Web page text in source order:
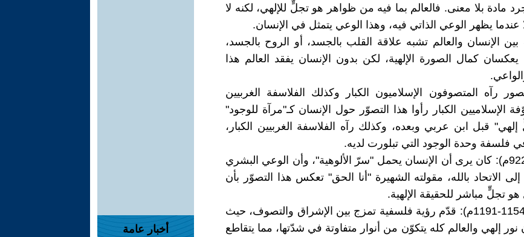
مادة بلا معنى. فالعالم بما فيه من ظواهر هو تجلٍّ للإلهي، لكنه لا
عندما يظهر الوعي الذاتي فيه، وهذا الوعي يتمثل في الإنسان.
بين الإنسان والعالم تشبه علاقة القلب بالجسد، أو الروح بالجسد،
كمال الصورة الإلهية، لكن بدون الإنسان يفقد العالم هذا
رآه المتصوفون الإسلاميون الكبار وكذلك الفلاسفة الغربيين
الإسلاميين الكبار رأوا هذا التصوّر حول الإنسان كـ"مرآة للوجود"
إلهي" قبل ابن عربي وبعده، وكذلك رآه الفلاسفة الغربيين الكبار،
فلسفة وحدة الوجود التي تبلورت لديه.
فالحلاج (858-922م): كان يرى أن الإنسان يحمل "سرّ الألوهية"، وأن الوعي البشري
الاتحاد بالله، مقولته الشهيرة "أنا الحق" تعكس هذا التصوّر بأن
هو تجلٍّ مباشر للحقيقة الإلهية.
والسهروردي (1154-1191م): قدّم رؤية فلسفية تمزج بين الإشراق والتصوف، حيث
نور إلهي والعالم كله يتكوّن من أنوار متفاوتة في شدّتها، مما يتقاطع
أخبار عامة